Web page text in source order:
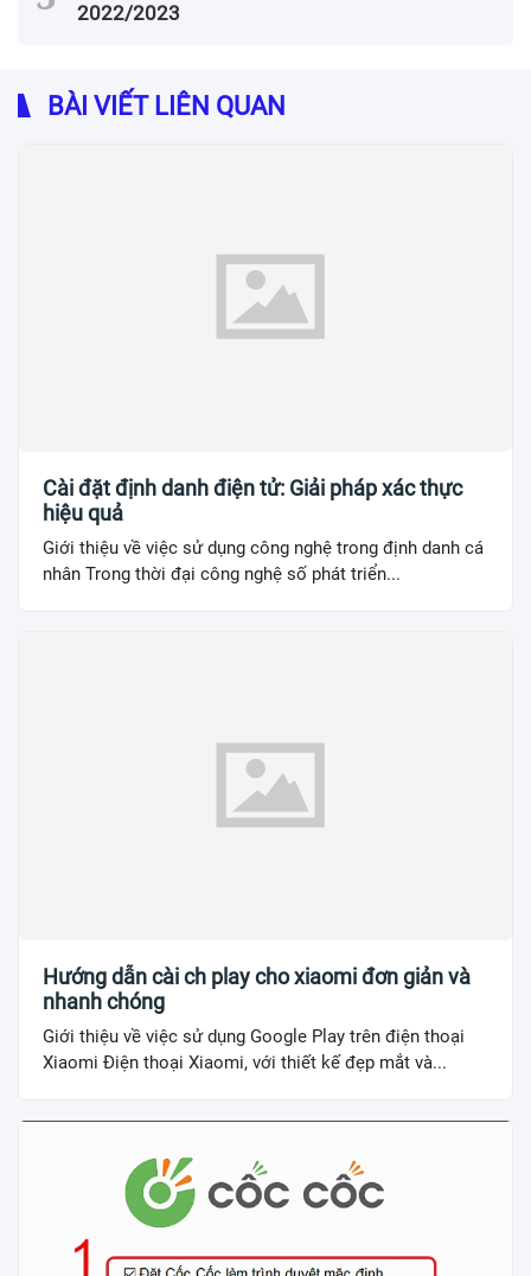
2022/2023
BÀI VIẾT LIÊN QUAN
Cài đặt định danh điện tử: Giải pháp xác thực
hiệu quả
Giới thiệu về việc sử dụng công nghệ trong định danh cá
nhân Trong thời đại công nghệ số phát triển...
Hướng dẫn cài ch play cho xiaomi đơn giản và
nhanh chóng
Giới thiệu về việc sử dụng Google Play trên điện thoại
Xiaomi Điện thoại Xiaomi, với thiết kế đẹp mắt và...